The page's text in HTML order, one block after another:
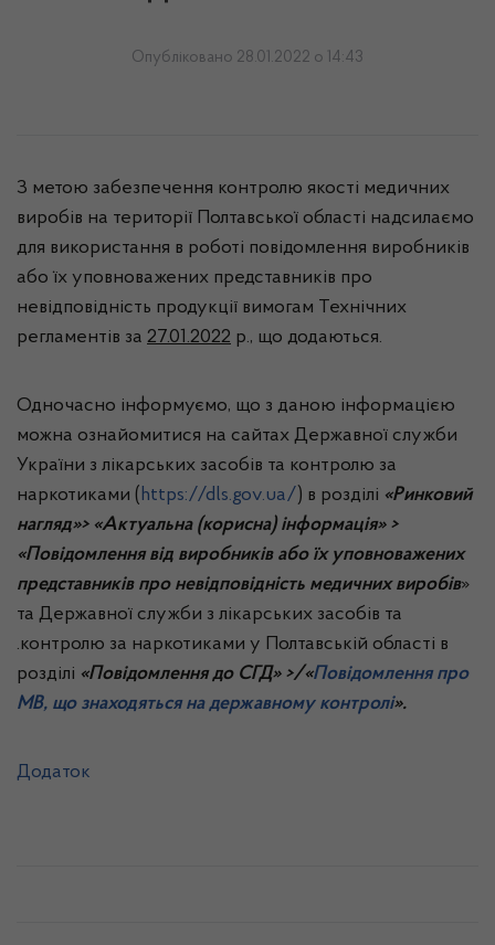
Опубліковано 28.01.2022 о 14:43
З метою забезпечення контролю якості медичних
виробів на території Полтавської області надсилаємо
для використання в роботі повідомлення виробників
або їх уповноважених представників про
невідповідність продукції вимогам Технічних
регламентів за 27.01.2022 р., що додаються.
Одночасно інформуємо, що з даною інформацією
можна ознайомитися на сайтах Державної служби
України з лікарських засобів та контролю за
наркотиками ( https://dls.gov.ua/ ) в розділі «Ринковий
нагляд»> «Актуальна (корисна) інформація» >
«Повідомлення від виробників або їх уповноважених
представників про невідповідність медичних виробів»
та Державної служби з лікарських засобів та
.контролю за наркотиками у Полтавській області в
розділі «Повідомлення до СГД» >/«Повідомлення про
МВ, що знаходяться на державному контролі».
Додаток